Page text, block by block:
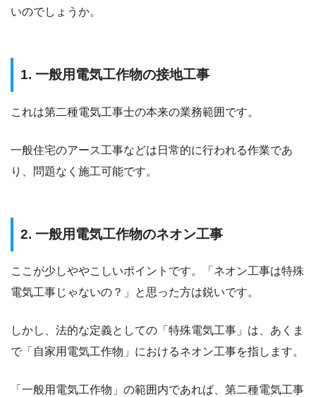
いのでしょうか。
1. 一般用電気工作物の接地工事
これは第二種電気工事士の本来の業務範囲です。
一般住宅のアース工事などは日常的に行われる作業であ
り、問題なく施工可能です。
2. 一般用電気工作物のネオン工事
ここが少しややこしいポイントです。「ネオン工事は特殊
電気工事じゃないの？」と思った方は鋭いです。
しかし、法的な定義としての「特殊電気工事」は、あくま
で「自家用電気工作物」におけるネオン工事を指します。
「一般用電気工作物」の範囲内であれば、第二種電気工事